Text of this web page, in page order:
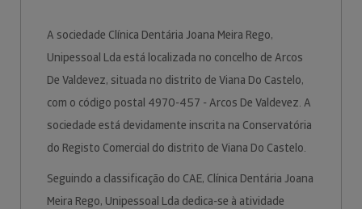
A sociedade Clínica Dentária Joana Meira Rego,
Unipessoal Lda está localizada no concelho de Arcos
De Valdevez, situada no distrito de Viana Do Castelo,
com o código postal 4970-457 - Arcos De Valdevez. A
sociedade está devidamente inscrita na Conservatória
do Registo Comercial do distrito de Viana Do Castelo.
Seguindo a classificação do CAE, Clínica Dentária Joana
Meira Rego, Unipessoal Lda dedica-se à atividade